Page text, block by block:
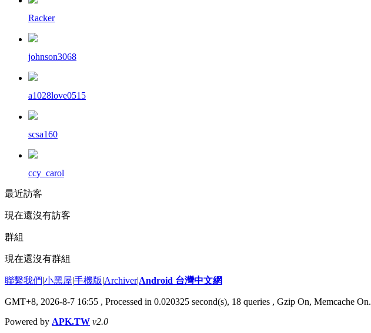
Racker
johnson3068
a1028love0515
scsa160
ccy_carol
最近訪客
現在還沒有訪客
群組
現在還沒有群組
聯繫我們|小黑屋|手機版|Archiver|Android 台灣中文網
GMT+8, 2026-8-7 16:55 , Processed in 0.020325 second(s), 18 queries , Gzip On, Memcache On.
Powered by APK.TW v2.0